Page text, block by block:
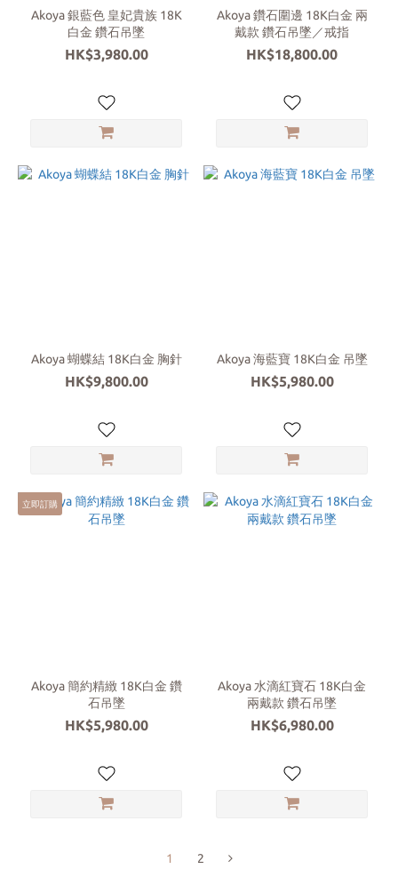
Akoya 銀藍色 皇妃貴族 18K
白金 鑽石吊墜
HK$3,980.00
Akoya 鑽石圍邊 18K白金 兩
戴款 鑽石吊墜／戒指
HK$18,800.00
Akoya 蝴蝶結 18K白金 胸針
HK$9,800.00
Akoya 海藍寶 18K白金 吊墜
HK$5,980.00
立即訂購
Akoya 簡約精緻 18K白金 鑽
石吊墜
HK$5,980.00
Akoya 水滴紅寶石 18K白金
兩戴款 鑽石吊墜
HK$6,980.00
1 2